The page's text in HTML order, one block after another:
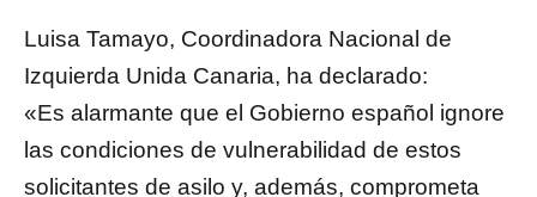
Luisa Tamayo, Coordinadora Nacional de
Izquierda Unida Canaria, ha declarado:
«Es alarmante que el Gobierno español ignore
las condiciones de vulnerabilidad de estos
solicitantes de asilo y, además, comprometa